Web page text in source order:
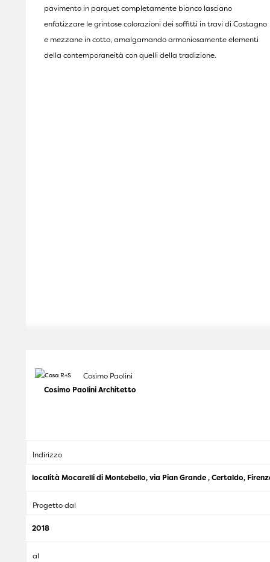
pavimento in parquet completamente bianco lasciano
enfatizzare le grintose colorazioni dei soffitti in travi di Castagno
e mezzane in cotto, amalgamando armoniosamente elementi
della contemporaneità con quelli della tradizione.
Cosimo Paolini
Cosimo Paolini Architetto
Indirizzo
località Mocarelli di Montebello, via Pian Grande , Certaldo,
Progetto dal
2018
al